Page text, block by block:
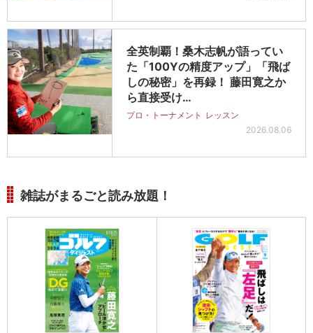
全英制覇！桑木志帆が語ってい
た「100Yの精度アップ」「飛ば
しの秘密」を再録！ 藤田寛之か
ら直接受け…
プロ・トーナメント レッスン
2026.08.06
雑誌がまるごと読み放題！